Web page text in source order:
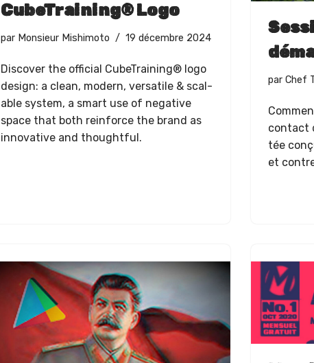
CubeTraining® Logo
par Monsieur Mishimoto 19 décembre 2024
Dis­cov­er the offi­cial Cube­Train­ing® logo
design: a clean, mod­ern, ver­sa­tile & scal­
able sys­tem, a smart use of neg­a­tive
space that both rein­force the brand as
inno­v­a­tive and thoughtful.
par Chef
con­tact
tée
et